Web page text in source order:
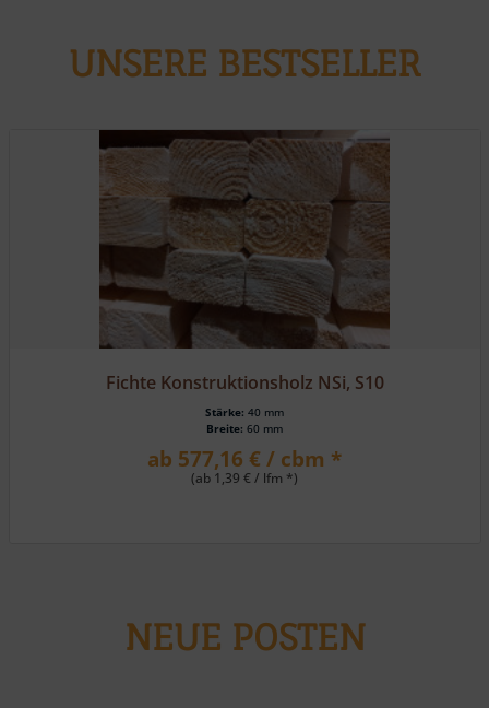
UNSERE BESTSELLER
Muster möglich
Lärche, HS 162 eins. Rundkantenpr./eins. Fasebrett
Stärke: 19 mm
Breite: 116 mm
ab 23,80 € / m² *
NEUE POSTEN